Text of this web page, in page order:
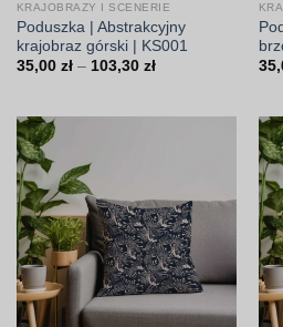
KRAJOBRAZY I SCENERIE
Poduszka | Abstrakcyjny
krajobraz górski | KS001
35,00 zł – 103,30 złZakres